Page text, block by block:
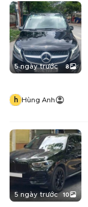
5 ngày trước 8
h Hùng Anh
5 ngày trước 10